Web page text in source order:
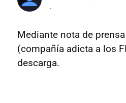
.
Mediante nota de
(compañía adicta a los
descarga.